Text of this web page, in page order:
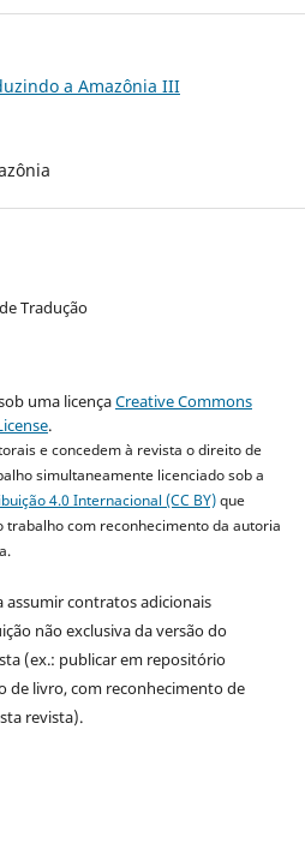
a Amazônia III
Tradução
uma licençaCreative Commons
.
e concedem à revista o direito de
simultaneamente licenciado sob a
4.0 Internacional (CC BY)que
com reconhecimento da autoria
contratos adicionais
não exclusiva da versão do
(ex.: publicar em repositório
de livro, com reconhecimento de
revista).